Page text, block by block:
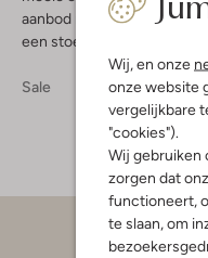
Wij, en onze
onze website
vergelijkbare
"cookies").
Wij gebruiken
zorgen dat
functioneert,
te slaan, om
aanbod niet ontbreken bij
een stoere stijl door een
Sale